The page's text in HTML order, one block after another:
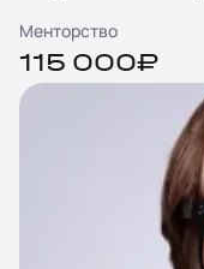
Менторство
115 000₽